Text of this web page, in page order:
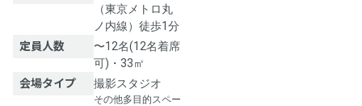
（東京メトロ丸
ノ内線）徒歩1分
定員人数
〜12名(12名着席
可)・33㎡
会場タイプ
撮影スタジオ
その他多目的スペー